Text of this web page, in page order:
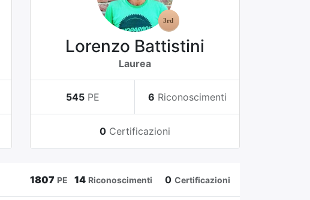
Lorenzo Battistini
Laurea
545 PE 6 Riconoscimenti
0 Certificazioni
1807 PE 14 Riconoscimenti 0 Certificazioni